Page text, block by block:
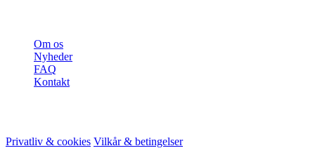
Om os
Nyheder
FAQ
Kontakt
Privatliv & cookies Vilkår & betingelser